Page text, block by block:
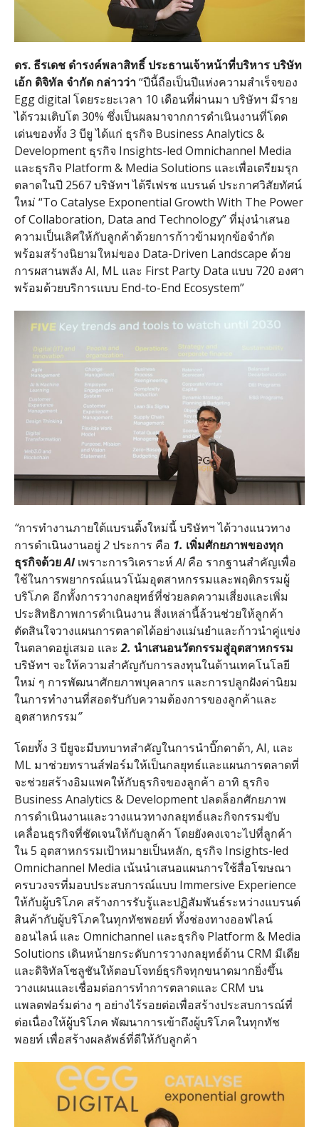
ดร. ธีรเดช ดำรงค์พลาสิทธิ์ ประธานเจ้าหน้าที่บริหาร บริษัท
เอ้ก ดิจิทัล จำกัด กล่าวว่า “ปีนี้ถือเป็นปีแห่งความสำเร็จของ
Egg digital โดยระยะเวลา 10 เดือนที่ผ่านมา บริษัทฯ มีราย
ได้รวมเติบโต30% ซึ่งเป็นผลมาจากการดำเนินงานที่โดด
เด่นของทั้ง 3 บียู ได้แก่ ธุรกิจ Business Analytics &
Development ธุรกิจ Insights-led Omnichannel Media
และธุรกิจ Platform & Media Solutions และเพื่อเตรียมรุก
ตลาดในปี2567บริษัทฯ ได้รีเฟรช แบรนด์ ประกาศวิสัยทัศน์
ใหม่ “To Catalyse Exponential Growth With The Power
of Collaboration, Data and Technology”ที่มุ่งนำเสนอ
ความเป็นเลิศให้กับลูกค้าด้วยการก้าวข้ามทุกข้อจำกัด
พร้อมสร้างนิยามใหม่ของ Data-Driven Landscape ด้วย
การผสานพลัง AI, ML และ First Party Data แบบ 720 องศา
พร้อมด้วยบริการแบบ End-to-End Ecosystem”
“การทำงานภายใต้แบรนดิ้งใหม่นี้ บริษัทฯ ได้วางแนวทาง
การดำเนินงานอยู่ 2ประการ คือ 1. เพิ่มศักยภาพของทุก
ธุรกิจด้วยAI เพราะการวิเคราะห์AIคือ รากฐานสำคัญเพื่อ
ใช้ในการพยากรณ์แนวโน้มอุตสาหกรรมและพฤติกรรมผู้
บริโภค อีกทั้งการวางกลยุทธ์ที่ช่วยลดความเสี่ยงและเพิ่ม
ประสิทธิภาพการดำเนินงาน สิ่งเหล่านี้ล้วนช่วยให้ลูกค้า
ตัดสินใจวางแผนการตลาดได้อย่างแม่นยำและก้าวนำคู่แข่ง
ในตลาดอยู่เสมอ และ 2. นำเสนอนวัตกรรมสู่อุตสาหกรรม
บริษัทฯ จะให้ความสำคัญกับการลงทุนในด้านเทคโนโลยี
ใหม่ ๆ การพัฒนาศักยภาพบุคลากร และการปลูกฝังค่านิยม
ในการทำงานที่สอดรับกับความต้องการของลูกค้าและ
อุตสาหกรรม”
โดยทั้ง 3 บียูจะมีบทบาทสำคัญในการนำบิ๊กดาต้า, AI, และ
ML มาช่วยทรานส์ฟอร์มให้เป็นกลยุทธ์และแผนการตลาดที่
จะช่วยสร้างอิมแพคให้กับธุรกิจของลูกค้า อาทิ ธุรกิจ
Business Analytics & Developmentปลดล็อกศักยภาพ
การดำเนินงานและวางแนวทางกลยุทธ์และกิจกรรมขับ
เคลื่อนธุรกิจที่ชัดเจนให้กับลูกค้า โดยยังคงเจาะไปที่ลูกค้า
ใน5 อุตสาหกรรมเป้าหมายเป็นหลัก, ธุรกิจ Insights-led
Omnichannel Media เน้นนำเสนอแผนการใช้สื่อโฆษณา
ครบวงจรที่มอบประสบการณ์แบบ Immersive Experience
ให้กับผู้บริโภค สร้างการรับรู้และปฏิสัมพันธ์ระหว่างแบรนด์
สินค้ากับผู้บริโภคในทุกทัชพอยท์ ทั้งช่องทางออฟไลน์
ออนไลน์ และ Omnichannel และธุรกิจ Platform & Media
Solutions เดินหน้ายกระดับการวางกลยุทธ์ด้านCRM มีเดีย
และดิจิทัลโซลูชันให้ตอบโจทย์ธุรกิจทุกขนาดมากยิ่งขึ้น
วางแผนและเชื่อมต่อการทำการตลาดและ CRM บน
แพลตฟอร์มต่าง ๆ อย่างไร้รอยต่อเพื่อสร้างประสบการณ์ที่
ต่อเนื่องให้ผู้บริโภค พัฒนาการเข้าถึงผู้บริโภคในทุกทัช
พอยท์ เพื่อสร้างผลลัพธ์ที่ดีให้กับลูกค้า